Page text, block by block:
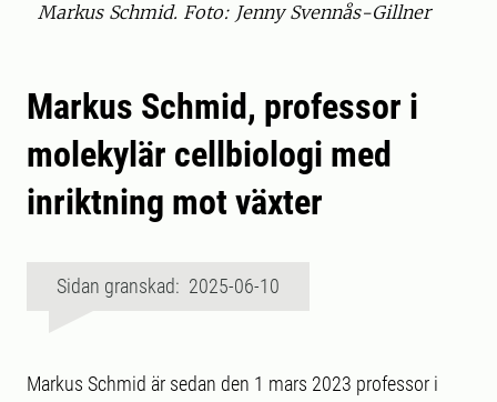
Markus Schmid. Foto: Jenny Svennås-Gillner
Markus Schmid, professor i
molekylär cellbiologi med
inriktning mot växter
Sidan granskad: 2025-06-10
Markus Schmid är sedan den 1 mars 2023 professor i